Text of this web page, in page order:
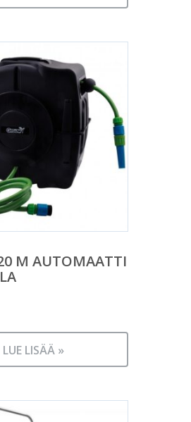
M AUTOMAATTI
LUE LISÄÄ »